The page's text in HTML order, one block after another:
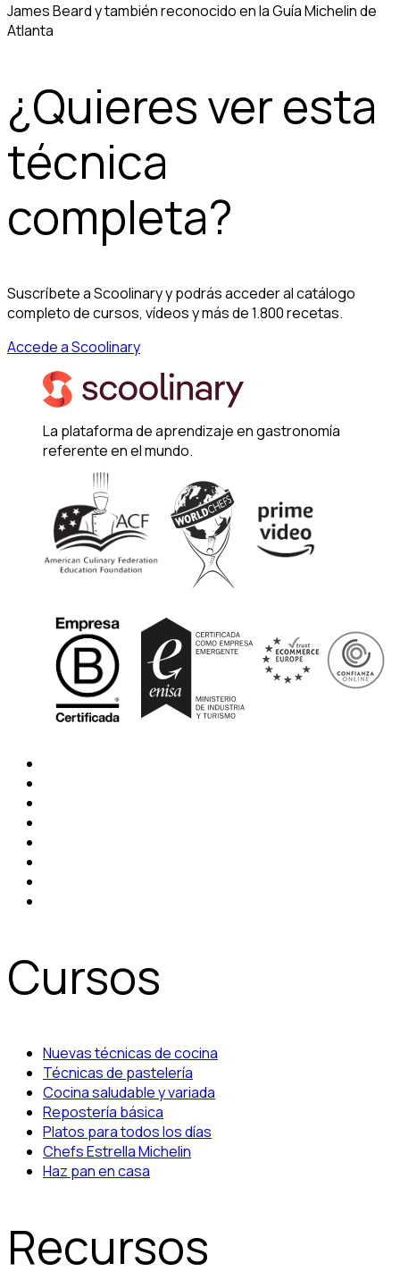
James Beard y también reconocido en la Guía Michelin de
Atlanta
¿Quieres ver esta
técnica
completa?
Suscríbete a Scoolinary y podrás acceder al catálogo
completo de cursos, vídeos y más de 1.800 recetas.
Accede a Scoolinary
La plataforma de aprendizaje en gastronomía
referente en el mundo.
Cursos
Nuevas técnicas de cocina
Técnicas de pastelería
Cocina saludable y variada
Repostería básica
Platos para todos los días
Chefs Estrella Michelin
Haz pan en casa
Recursos